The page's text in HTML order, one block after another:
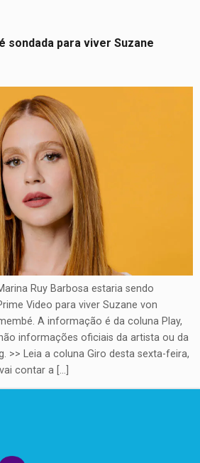
sondada para viver Suzane
Ruy Barbosa estaria sendo
Video para viver Suzane von
A informação é da coluna Play,
informações oficiais da artista ou da
>> Leia a coluna Giro desta sexta-feira,
contar a […]